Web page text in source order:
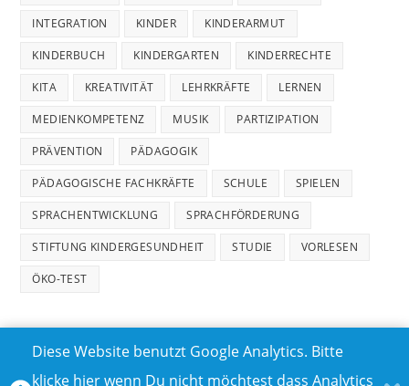
INTEGRATION KINDER KINDERARMUT
KINDERBUCH KINDERGARTEN KINDERRECHTE
KITA KREATIVITÄT LEHRKRÄFTE LERNEN
MEDIENKOMPETENZ MUSIK PARTIZIPATION
PRÄVENTION PÄDAGOGIK
PÄDAGOGISCHE FACHKRÄFTE SCHULE SPIELEN
SPRACHENTWICKLUNG SPRACHFÖRDERUNG
STIFTUNG KINDERGESUNDHEIT STUDIE VORLESEN
ÖKO-TEST
Diese Website benutzt Google Analytics. Bitte
klicke hier wenn Du nicht möchtest dass Analytics